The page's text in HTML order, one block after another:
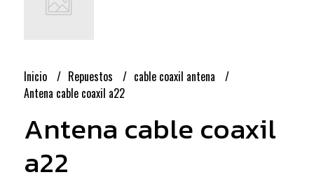
Inicio Repuestos
cable coaxil antena
Antena cable coaxil a22
Antena cable coaxil
a22